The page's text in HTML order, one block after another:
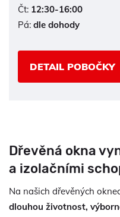
Čt: 12:30-16:00
Pá: dle dohody
DETAIL POBOČKY
Dřevěná okna
a izolačními
Na našich dřevěných
dlouhou životnost,